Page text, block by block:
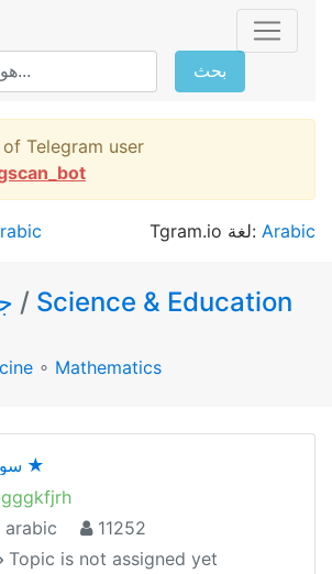
بحث
Telegram user
Tgram.io لغة: Arabic
/ Science & Education
∘ Mathematics
سوبر ماركت النجوم ★
arabic
11252
Topic is not assigned yet